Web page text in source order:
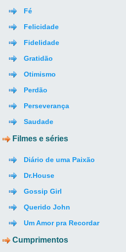
Fé
Felicidade
Fidelidade
Gratidão
Otimismo
Perdão
Perseverança
Saudade
Filmes e séries
Diário de uma Paixão
Dr.House
Gossip Girl
Querido John
Um Amor pra Recordar
Cumprimentos